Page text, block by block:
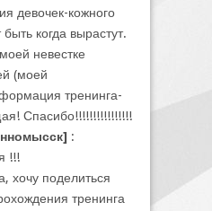
девочек-кожного
когда вырастут.
невестке
(моей
тренинга-
Спасибо!!!!!!!!!!!!!!!!
:
!!!
хочу поделиться
тренинга